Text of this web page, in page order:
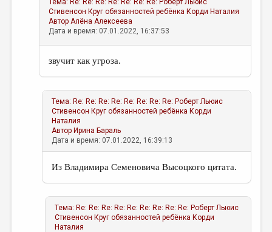
Тема: Re: Re: Re: Re: Re: Re: Re: Роберт Льюис
Стивенсон Круг обязанностей ребёнка Корди Наталия
АвторАлёна Алексеева
Дата и время: 07.01.2022, 16:37:53
звучит как угроза.
Тема: Re: Re: Re: Re: Re: Re: Re: Re: Роберт Льюис
Стивенсон Круг обязанностей ребёнка Корди
Наталия
Автор Ирина Бараль
Дата и время: 07.01.2022, 16:39:13
Из Владимира Семеновича Высоцкого цитата.
Тема: Re: Re: Re: Re: Re: Re: Re: Re: Re: Роберт Льюис
Стивенсон Круг обязанностей ребёнка Корди
Наталия